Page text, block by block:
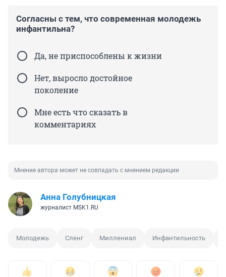
Согласны с тем, что современная молодежь
инфантильна?
Да, не приспособлены к жизни
Нет, выросло достойное
поколение
Мне есть что сказать в
комментариях
Мнение автора может не совпадать с мнением редакции
Анна Голубницкая
журналист MSK1.RU
Молодежь Сленг Миллениал Инфантильность